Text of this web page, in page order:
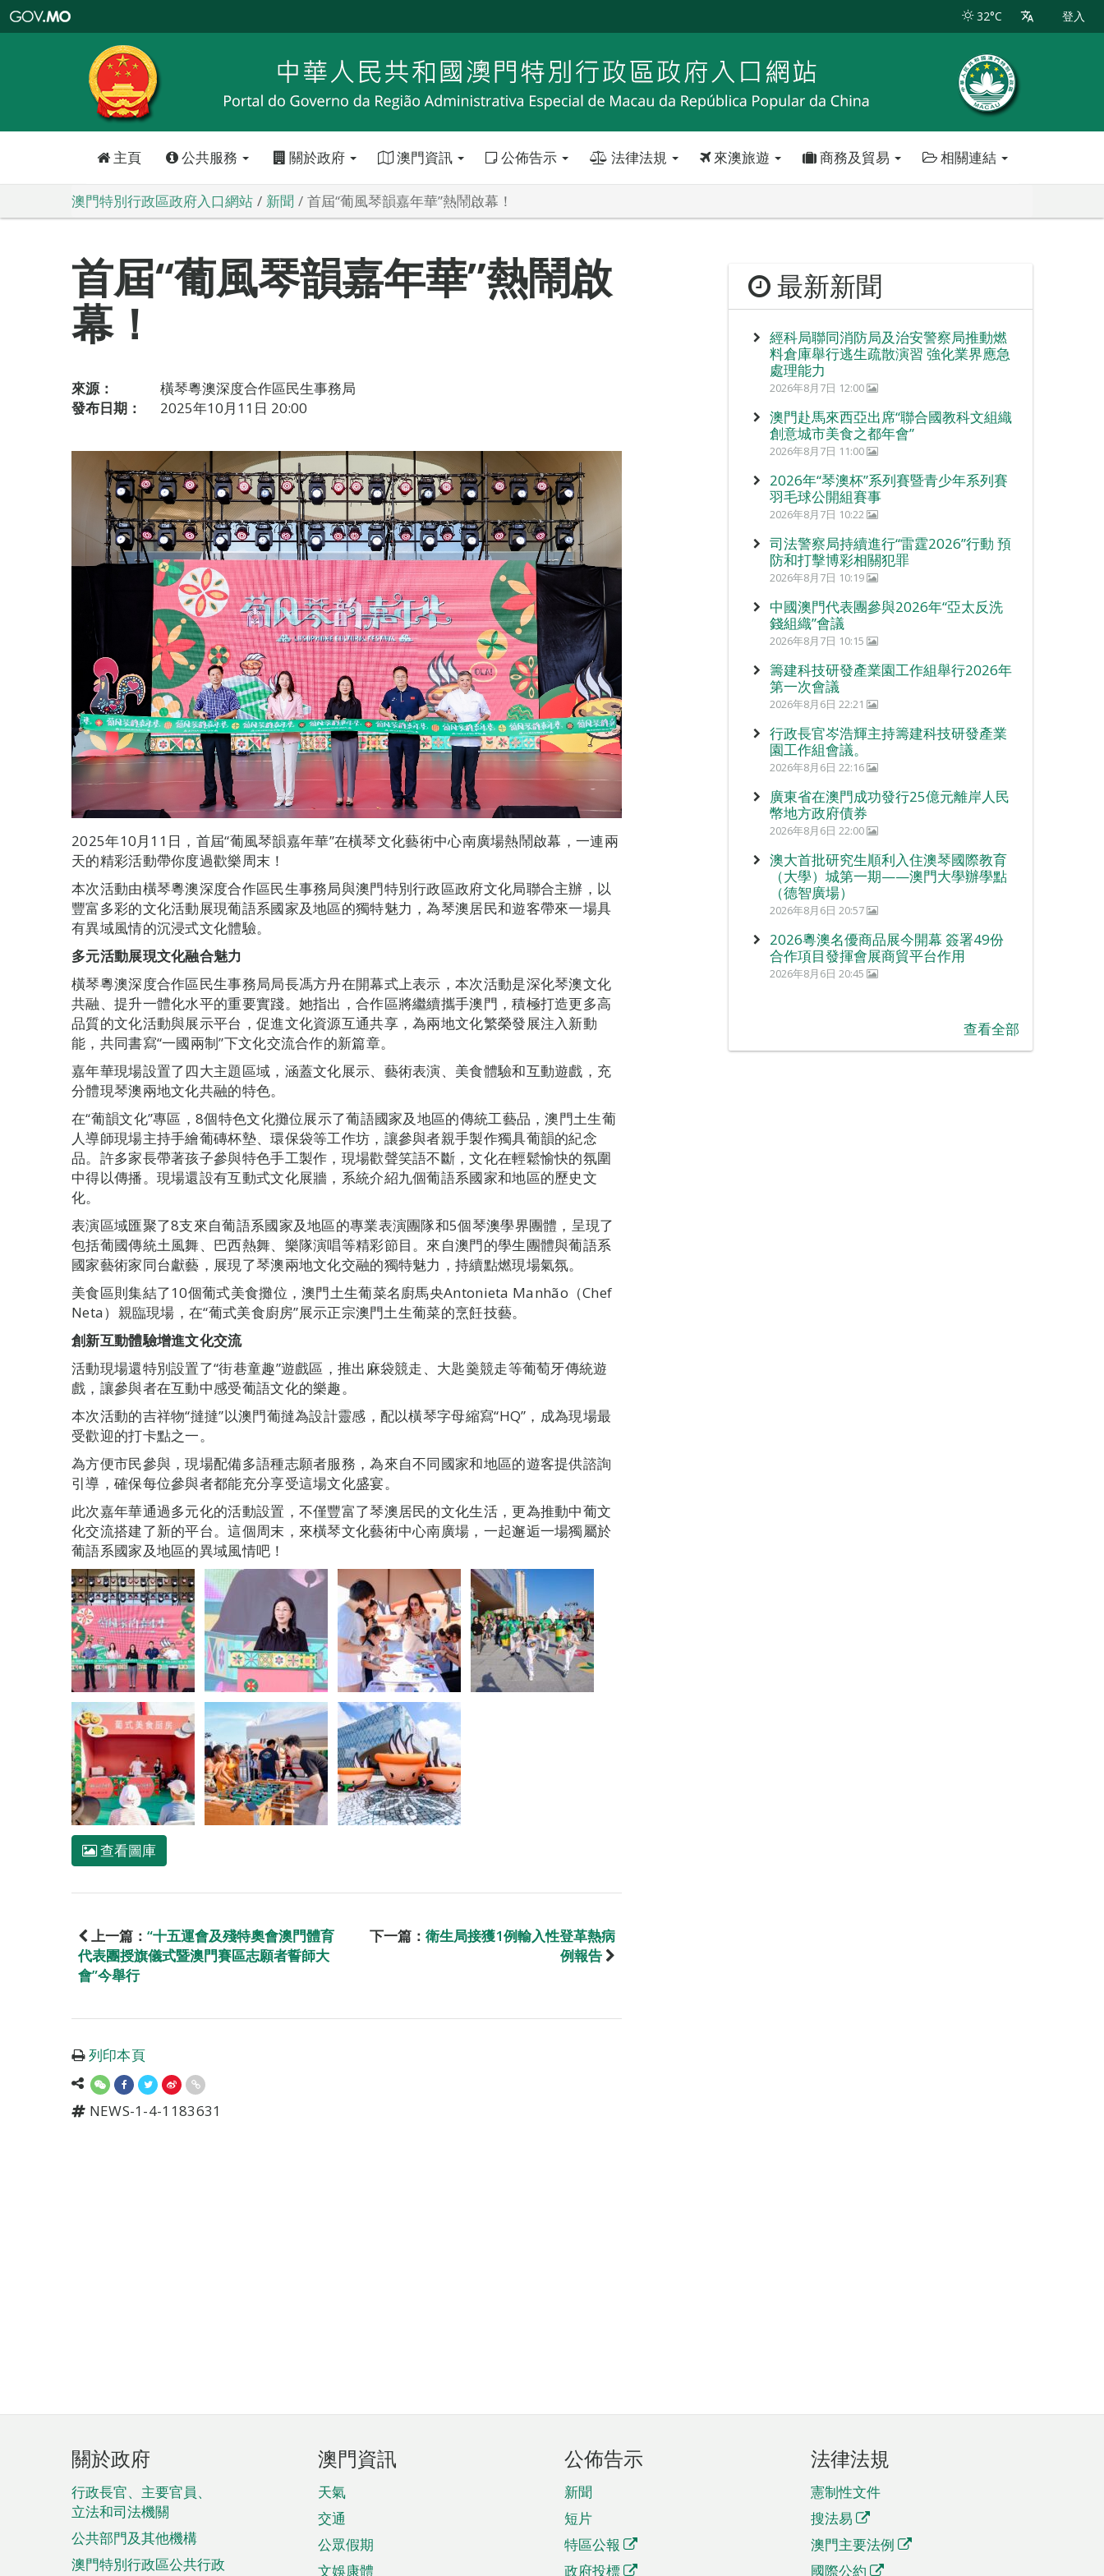
特
政
區
政
口
32°C 登入
主頁 公共服務 關於政府 澳門資訊 公佈告示 法律法規 來澳旅遊 商務及貿易 相關連結
澳門特別行政區政府入口網站 新聞 首屆“葡風琴韻嘉年華”熱鬧啟幕！
首屆“葡風琴韻嘉年華”熱鬧啟
幕！
來源：
橫琴粵澳深度合作區民生事務局
發布日期：
2025年10月11日 20:00
2025年10月11日，首屆“葡風琴韻嘉年華”在橫琴文化藝術中心南廣場熱鬧啟幕，一連兩
天的精彩活動帶你度過歡樂周末！
本次活動由橫琴粵澳深度合作區民生事務局與澳門特別行政區政府文化局聯合主辦，以
豐富多彩的文化活動展現葡語系國家及地區的獨特魅力，為琴澳居民和遊客帶來一場具
有異域風情的沉浸式文化體驗。
多元活動展現文化融合魅力
橫琴粵澳深度合作區民生事務局局長馮方丹在開幕式上表示，本次活動是深化琴澳文化
共融、提升一體化水平的重要實踐。她指出，合作區將繼續攜手澳門，積極打造更多高
品質的文化活動與展示平台，促進文化資源互通共享，為兩地文化繁榮發展注入新動
能，共同書寫“一國兩制”下文化交流合作的新篇章。
嘉年華現場設置了四大主題區域，涵蓋文化展示、藝術表演、美食體驗和互動遊戲，充
分體現琴澳兩地文化共融的特色。
在“葡韻文化”專區，8個特色文化攤位展示了葡語國家及地區的傳統工藝品，澳門土生葡
人導師現場主持手繪葡磚杯墊、環保袋等工作坊，讓參與者親手製作獨具葡韻的紀念
品。許多家長帶著孩子參與特色手工製作，現場歡聲笑語不斷，文化在輕鬆愉快的氛圍
中得以傳播。現場還設有互動式文化展牆，系統介紹九個葡語系國家和地區的歷史文
化。
表演區域匯聚了8支來自葡語系國家及地區的專業表演團隊和5個琴澳學界團體，呈現了
包括葡國傳統土風舞、巴西熱舞、樂隊演唱等精彩節目。來自澳門的學生團體與葡語系
國家藝術家同台獻藝，展現了琴澳兩地文化交融的獨特魅力，持續點燃現場氣氛。
美食區則集結了10個葡式美食攤位，澳門土生葡菜名廚馬央Antonieta Manhão（Chef
Neta）親臨現場，在“葡式美食廚房”展示正宗澳門土生葡菜的烹飪技藝。
創新互動體驗增進文化交流
活動現場還特別設置了“街巷童趣”遊戲區，推出麻袋競走、大匙羹競走等葡萄牙傳統遊
戲，讓參與者在互動中感受葡語文化的樂趣。
本次活動的吉祥物“撻撻”以澳門葡撻為設計靈感，配以橫琴字母縮寫“HQ”，成為現場最
受歡迎的打卡點之一。
為方便市民參與，現場配備多語種志願者服務，為來自不同國家和地區的遊客提供諮詢
引導，確保每位參與者都能充分享受這場文化盛宴。
此次嘉年華通過多元化的活動設置，不僅豐富了琴澳居民的文化生活，更為推動中葡文
化交流搭建了新的平台。這個周末，來橫琴文化藝術中心南廣場，一起邂逅一場獨屬於
葡語系國家及地區的異域風情吧！
查看圖庫
上一篇： “十五運會及殘特奧會澳門體育
代表團授旗儀式暨澳門賽區志願者誓師大
會”今舉行
下一篇： 衛生局接獲1例輸入性登革熱病
例報告
列印本頁
NEWS-1-4-1183631
最新新聞
經科局聯同消防局及治安警察局推動燃
料倉庫舉行逃生疏散演習 強化業界應急
處理能力
2026年8月7日 12:00
澳門赴馬來西亞出席“聯合國教科文組織
創意城市美食之都年會”
2026年8月7日 11:00
2026年“琴澳杯”系列賽暨青少年系列賽
羽毛球公開組賽事
2026年8月7日 10:22
司法警察局持續進行“雷霆2026”行動 預
防和打擊博彩相關犯罪
2026年8月7日 10:19
中國澳門代表團參與2026年“亞太反洗
錢組織”會議
2026年8月7日 10:15
籌建科技研發產業園工作組舉行2026年
第一次會議
2026年8月6日 22:21
行政長官岑浩輝主持籌建科技研發產業
園工作組會議。
2026年8月6日 22:16
廣東省在澳門成功發行25億元離岸人民
幣地方政府債券
2026年8月6日 22:00
澳大首批研究生順利入住澳琴國際教育
（大學）城第一期——澳門大學辦學點
（德智廣場）
2026年8月6日 20:57
2026粵澳名優商品展今開幕 簽署49份
合作項目發揮會展商貿平台作用
2026年8月6日 20:45
查看全部
頁
腳
菜
單
關於政府
行政長官、主要官員、
立法和司法機關
公共部門及其他機構
澳門特別行政區公共行政
澳門資訊
天氣
交通
公眾假期
文娛康體
公佈告示
新聞
短片
特區公報
政府投標
法律法規
憲制性文件
搜法易
澳門主要法例
國際公約